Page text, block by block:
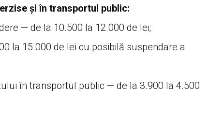
și în transportul public:
— de la 10.500 la 12.000 de lei;
la 15.000 de lei cu posibilă suspendare a
în transportul public — de la 3.900 la 4.500